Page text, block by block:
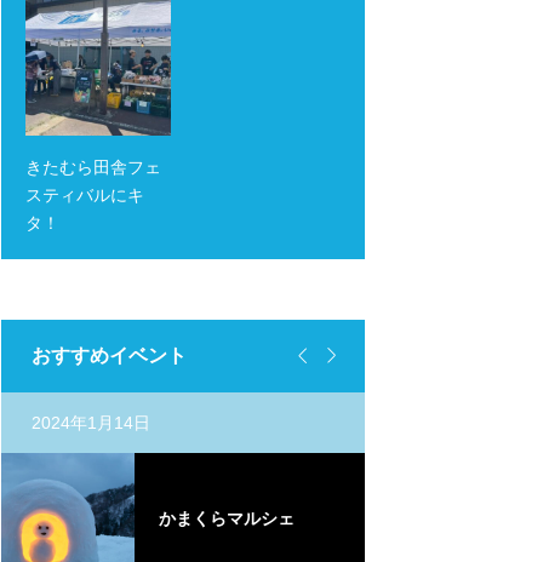
きたむら田舎フェ
スティバルにキ
タ！
おすすめイベント  
2024年1月14日
かまくらマルシェ